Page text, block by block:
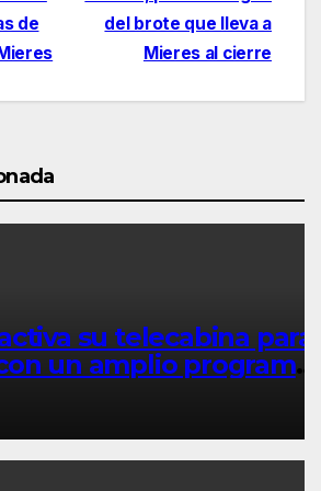
del brote que lleva a
Mieres al cierre
de
su telecabina para
un amplio programa